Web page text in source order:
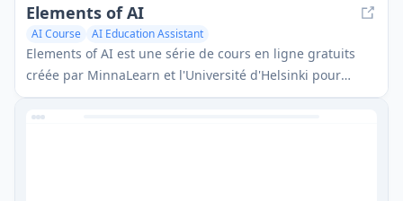
Elements of AI
AI Course AI Education Assistant
Elements of AI est une série de cours en ligne gratuits
créée par MinnaLearn et l'Université d'Helsinki pour
enseigner les bases de l'IA à un large public sans
nécessiter de compétences complexes en mathématiques